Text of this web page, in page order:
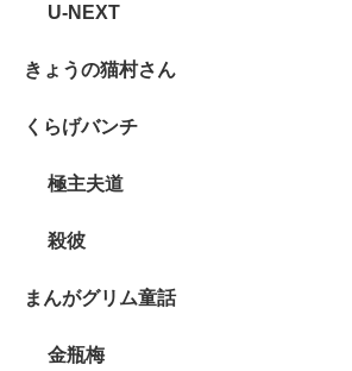
U-NEXT
きょうの猫村さん
くらげバンチ
極主夫道
殺彼
まんがグリム童話
金瓶梅